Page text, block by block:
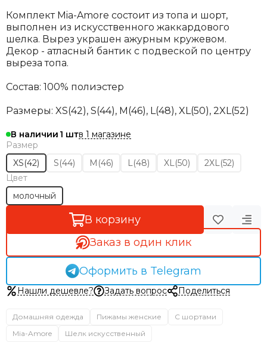
Комплект Mia-Amore состоит из топа и шорт,
выполнен из искусственного жаккардового
шелка. Вырез украшен ажурным кружевом.
Декор - атласный бантик с подвеской по центру
выреза топа.
Состав: 100% полиэстер
Размеры: XS(42), S(44), M(46), L(48), XL(50), 2XL(52)
В наличии 1
в 1 магазине
Размер
XS(42)
S(44) M(46) L(48) XL(50)
2XL(52)
Цвет
молочный
В корзину
Заказ в один клик
Оформить в Telegram
Нашли дешевле? Задать вопрос Поделиться
Домашняя одежда Пижамы женские
С шортами
Mia-Amore
Шелк искусственный